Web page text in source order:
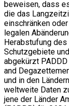
beweisen, dass
die das
einschränken
legalen
Herabstufung
Schutzgebiete
abgekürzt
and
und in den
weltweite Daten
jene der Länder